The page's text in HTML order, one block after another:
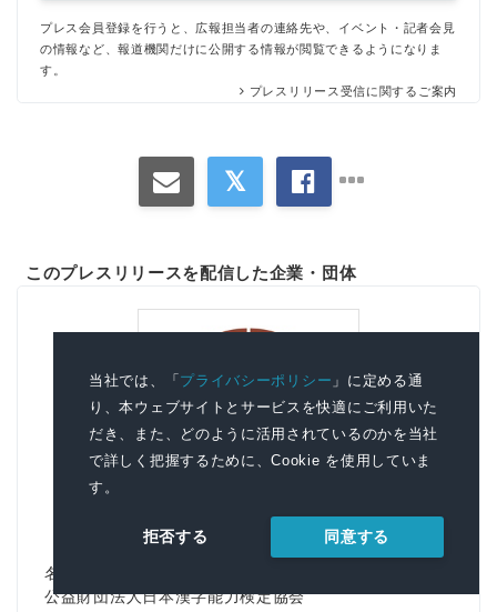
当社では、「プライバシーポリシー 」に定める通
り、本ウェブサイトとサービスを快適にご利用いた
だき、また、どのように活用されているのかを当社
で詳しく把握するために、Cookie を使用していま
す。
拒否する 同意する
プレス会員登録を行うと、広報担当者の連絡先や、イベント・記者会見
の情報など、報道機関だけに公開する情報が閲覧できるようになりま
す。
プレスリリース受信に関するご案内
このプレスリリースを配信した企業・団体
名称
公益財団法人日本漢字能力検定協会